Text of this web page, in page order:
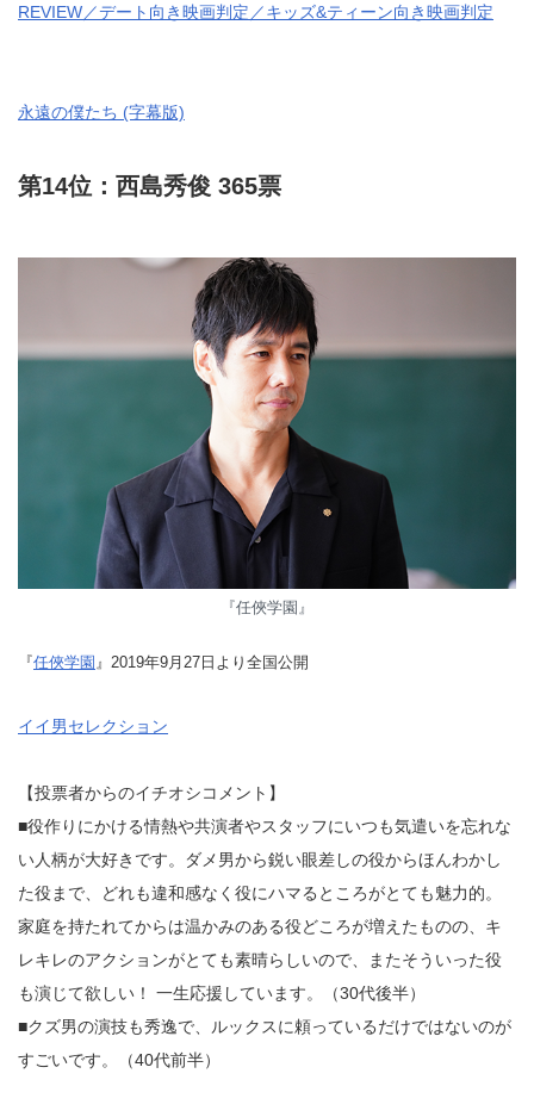
REVIEW／デート向き映画判定／キッズ&ティーン向き映画判定
永遠の僕たち (字幕版)
第14位：西島秀俊 365票
『任俠学園』
『任俠学園 』2019年9月27日より全国公開
イイ男セレクション
【投票者からのイチオシコメント】
■役作りにかける情熱や共演者やスタッフにいつも気遣いを忘れな
い人柄が大好きです。ダメ男から鋭い眼差しの役からほんわかし
た役まで、どれも違和感なく役にハマるところがとても魅力的。
家庭を持たれてからは温かみのある役どころが増えたものの、キ
レキレのアクションがとても素晴らしいので、またそういった役
も演じて欲しい！ 一生応援しています。（30代後半）
■クズ男の演技も秀逸で、ルックスに頼っているだけではないのが
すごいです。（40代前半）